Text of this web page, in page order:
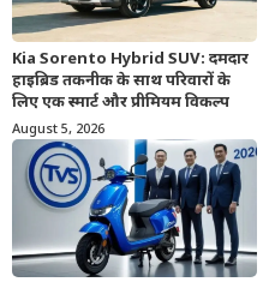
Kia Sorento Hybrid SUV: दमदार
हाइब्रिड तकनीक के साथ परिवारों के
लिए एक स्मार्ट और प्रीमियम विकल्प
August 5, 2026